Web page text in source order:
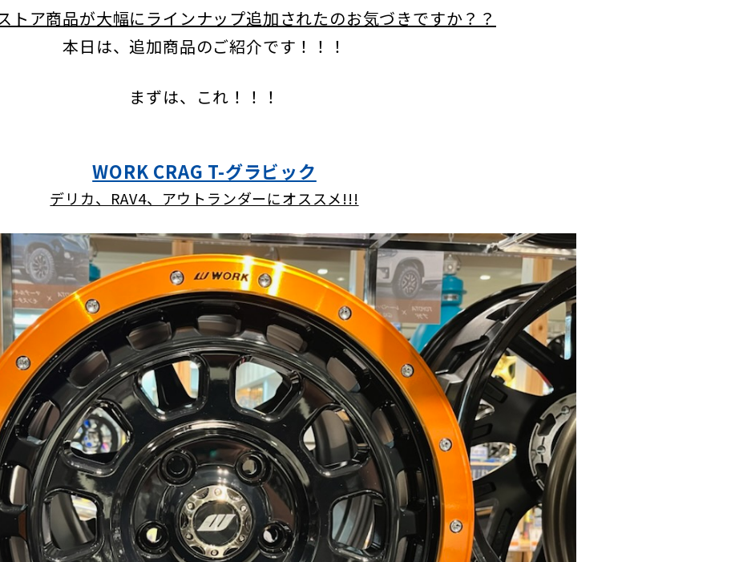
トア商品が大幅にラインナップ追加されたのお気づきですか？？
本日は、追加商品のご紹介です！！！
まずは、これ！！！
WORK CRAG T-グラビック
デリカ、RAV4、アウトランダーにオススメ!!!